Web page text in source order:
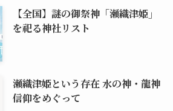
【全国】謎の御祭神「瀬織津姫」
を祀る神社リスト
瀬織津姫という存在 水の神・龍神
信仰をめぐって